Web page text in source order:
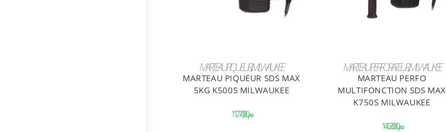
MARTEAU PIQUEUR,MILWAUKEE
MARTEAU PIQUEUR SDS MAX
5KG K500S MILWAUKEE
د.م.
11.770,00
MARTEAU PERFORATEUR,MILWAUKEE
MARTEAU PERFO
MULTIFONCTION SDS MAX
K750S MILWAUKEE
د.م.
14.620,00